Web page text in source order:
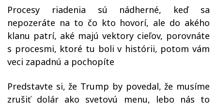
Procesy riadenia sú nádherné, keď sa
nepozeráte na to čo kto hovorí, ale do akého
klanu patrí, aké majú vektory cieľov, porovnáte
s procesmi, ktoré tu boli v histórii, potom vám
veci zapadnú a pochopíte
Predstavte si, že Trump by povedal, že musíme
zrušiť dolár ako svetovú menu, lebo nás to